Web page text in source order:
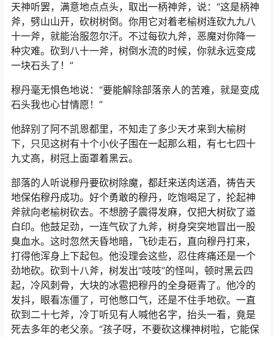
天神听罢，满意地点点头，取出一柄神斧，说：“这是柄神
斧，劈山山开，砍树树倒。你用它对着老榆树连砍九九八
十一斧，就能治服忽尔汗。不过每砍九斧，恶魔对你降一
种灾难。砍到八十一斧，树倒水流的时候，你就永远变成
一块石头了！”
穆丹毫无惧色地说：“要能解除部落亲人的苦难，就是变成
石头我也心甘情愿！”
他辞别了阿不凯恩都里，不知走了多少天才来到大榆树
下，只见这树有十个小伙子围在一起那么粗，有七七四十
九丈高，树冠上面罩着黑云。
部落的人听说穆丹要砍树除魔，都赶来送肉送酒，祷告天
地保佑穆丹成功。好个勇敢的穆丹，吃饱喝足了，抡起神
斧就向老榆树砍去。不想膀子震得发麻，仅把大树砍了道
白印。他鼓足劲，一连气砍了九斧，树身突突地冒出一股
臭血水。这时忽然天昏地暗，飞砂走石，直向穆丹打来，
打得他浑身上下起包。他没理会这些，忍住疼痛还是一个
劲地砍。砍到十八斧，树发出“吱吱”的怪叫，顿时黑云四
起，冷风刺骨，大块的冰雹把穆丹的全身砸青了。他冷的
发抖，眼看冻僵了，可他憋口气，还是不住手地砍。一直
砍到二十七斧，冷丁听见有人喊他名字，抬头一看，竟是
死去多年的老父亲。“孩子呀，不要砍这棵神树啦，它能保